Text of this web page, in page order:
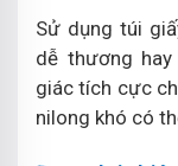
Sử dụng túi
dễ thương
giác tích cực
nilong khó có